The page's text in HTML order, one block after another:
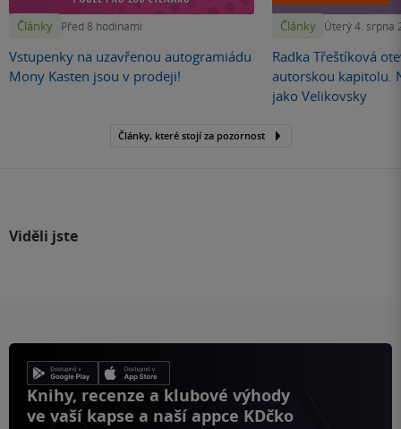
Články Před 8 hodinami
Vstupenky na uzavřenou autogramiádu
Mony Kasten jsou v prodeji!
Články Úterý 4. srpna
Radka Třeštíková
autorskou kapitolu.
jako Velikovsky
Články, které stojí za pozornost
Viděli jste
Knihy, recenze a klubové výhody
ve vaší kapse a naší appce KDčko